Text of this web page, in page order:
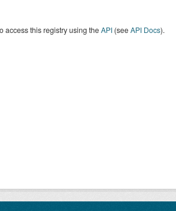
access this registry using theAPI(seeAPI Docs).